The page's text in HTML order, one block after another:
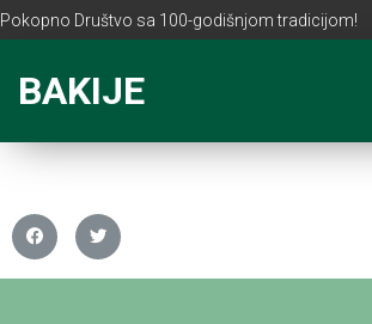
Pokopno Društvo sa 100-godišnjom tradicijom!
BAKIJE